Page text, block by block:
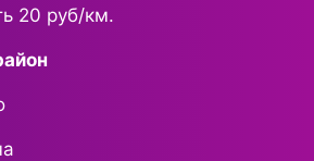
20 руб/км.